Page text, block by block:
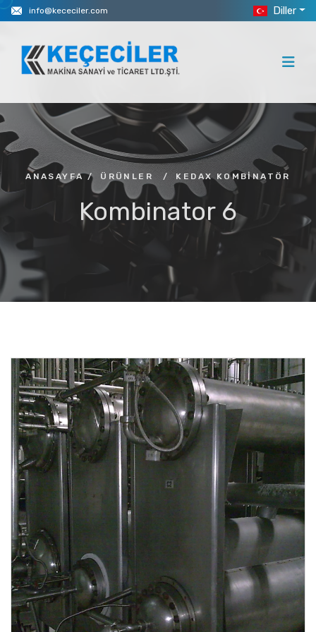
info@kececiler.com Diller
ANASAYFA/ ÜRÜNLER / KEDAX KOMBINATÖR
Kombinator 6